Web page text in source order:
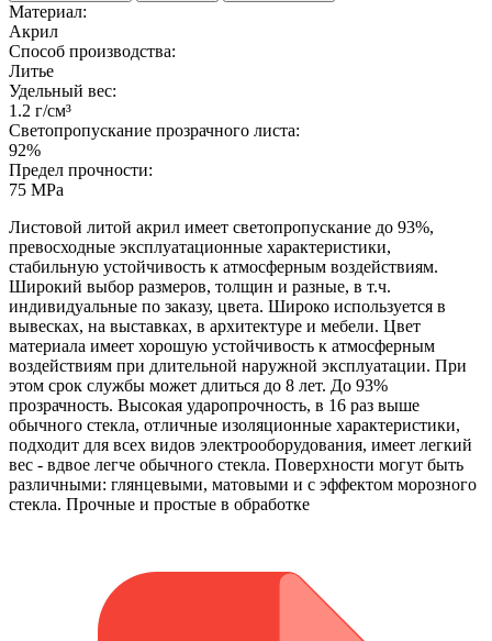
Материал:
Акрил
Способ производства:
Литье
Удельный вес:
1.2 г/см³
Светопропускание прозрачного листа:
92%
Предел прочности:
75 MPa
Листовой литой акрил имеет светопропускание до 93%,
превосходные эксплуатационные характеристики,
стабильную устойчивость к атмосферным воздействиям.
Широкий выбор размеров, толщин и разные, в т.ч.
индивидуальные по заказу, цвета. Широко используется в
вывесках, на выставках, в архитектуре и мебели. Цвет
материала имеет хорошую устойчивость к атмосферным
воздействиям при длительной наружной эксплуатации. При
этом срок службы может длиться до 8 лет. До 93%
прозрачность. Высокая ударопрочность, в 16 раз выше
обычного стекла, отличные изоляционные характеристики,
подходит для всех видов электрооборудования, имеет легкий
вес - вдвое легче обычного стекла. Поверхности могут быть
различными: глянцевыми, матовыми и с эффектом морозного
стекла. Прочные и простые в обработке